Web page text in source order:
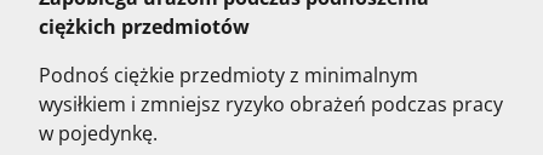
ciężkich przedmiotów
Podnoś ciężkie przedmioty z minimalnym
wysiłkiem i zmniejsz ryzyko obrażeń podczas pracy
w pojedynkę.